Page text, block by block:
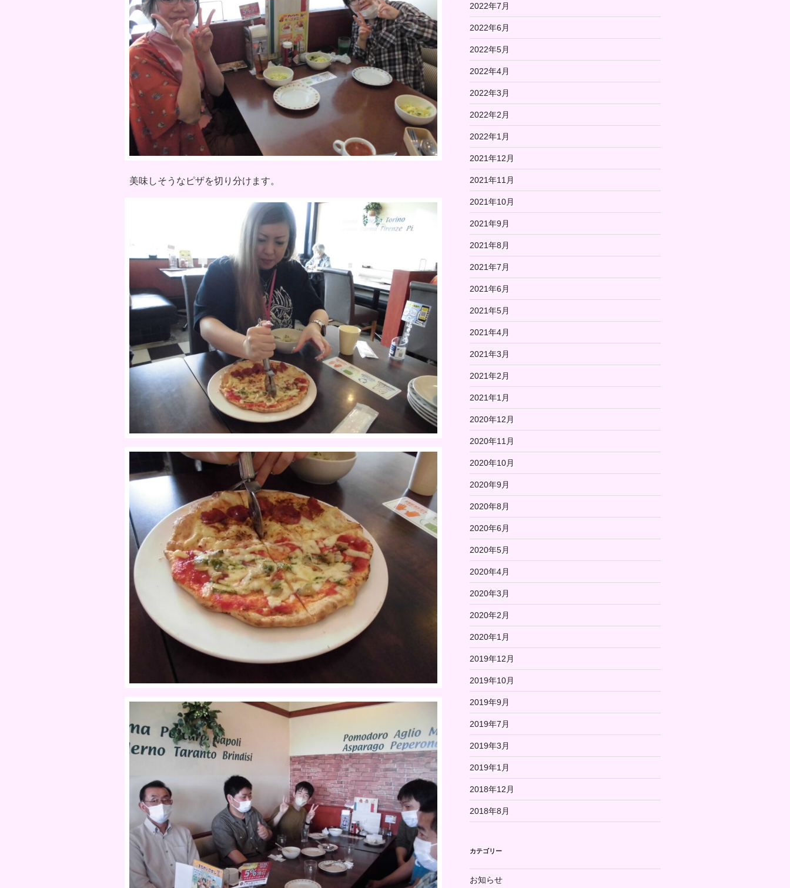
美味しそうなピザを切り分けます。
2022年7月
2022年6月
2022年5月
2022年4月
2022年3月
2022年2月
2022年1月
2021年12月
2021年11月
2021年10月
2021年9月
2021年8月
2021年7月
2021年6月
2021年5月
2021年4月
2021年3月
2021年2月
2021年1月
2020年12月
2020年11月
2020年10月
2020年9月
2020年8月
2020年6月
2020年5月
2020年4月
2020年3月
2020年2月
2020年1月
2019年12月
2019年10月
2019年9月
2019年7月
2019年3月
2019年1月
2018年12月
2018年8月
カテゴリー
お知らせ